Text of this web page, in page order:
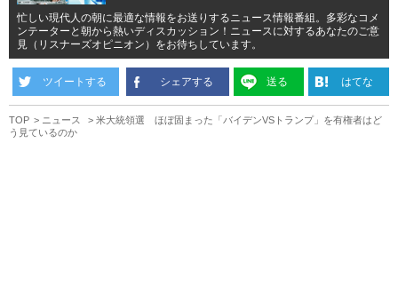
忙しい現代人の朝に最適な情報をお送りするニュース情報番組。多彩なコメ
ンテーターと朝から熱いディスカッション！ニュースに対するあなたのご意
見（リスナーズオピニオン）をお待ちしています。
ツイートする シェアする 送る はてな
TOP ニュース
米大統領選 ほぼ固まった「バイデンVSトランプ」を有権者はど
う見ているのか